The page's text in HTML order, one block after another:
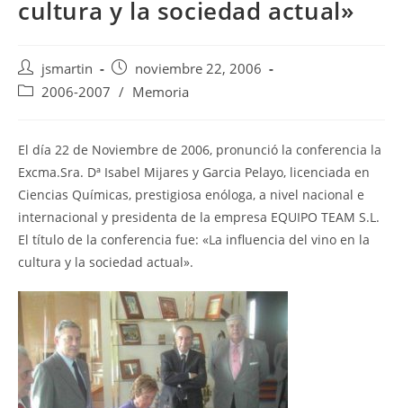
cultura y la sociedad actual»
Autor
de
jsmartin
Publicación
de
noviembre 22, 2006
Categoría
entrada:
2006-2007 / Memoria
El día 22 de Noviembre de 2006, pronunció la conferencia la
Excma.Sra. Dª Isabel Mijares y Garcia Pelayo, licenciada en
Ciencias Químicas, prestigiosa enóloga, a nivel nacional e
internacional y presidenta de la empresa EQUIPO TEAM S.L.
El título de la conferencia fue: «La influencia del vino en la
cultura y la sociedad actual».